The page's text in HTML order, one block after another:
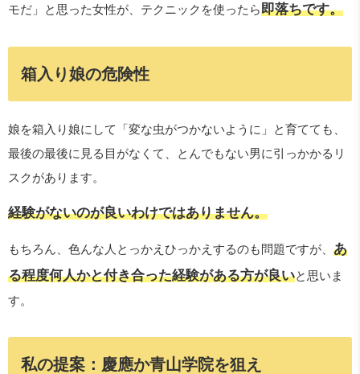
モだ」と思った女性が、テクニックを使ったら即落ちです。
箱入り娘の危険性
娘を箱入り娘にして「変な虫がつかないように」と育てても、
最後の最後に見る目がなくて、とんでもない男に引っかかるリ
スクがあります。
経験がないのが良いわけではありません。
もちろん、色んな人とっかえひっかえするのも問題ですが、 あ
る程度何人かと付き合った経験がある方が良いと思いま
す。
私の提案：慶應か青山学院を狙え